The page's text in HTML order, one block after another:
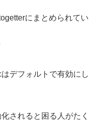
にまとめられてい
デフォルトで有効にし
されると困る人がたく